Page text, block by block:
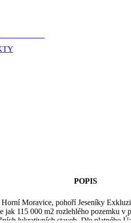
POPIS
Moravice, pohoří Jeseníky
115 000 m2 rozlehlého pozemku v
lukrativních staveb. Dle platného